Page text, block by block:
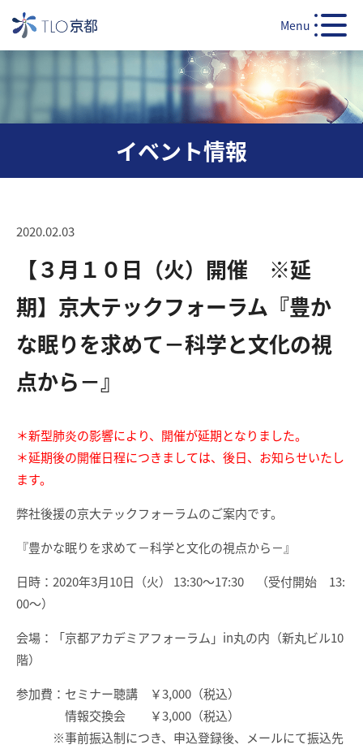
Menu
イベント情報
2020.02.03
【３月１０日（火）開催 ※延
期】京大テックフォーラム『豊か
な眠りを求めて－科学と文化の視
点から－』
＊新型肺炎の影響により、開催が延期となりました。
＊延期後の開催日程につきましては、後日、お知らせいたし
ます。
弊社後援の京大テックフォーラムのご案内です。
『豊かな眠りを求めて－科学と文化の視点から－』
日時：2020年3月10日（火） 13:30～17:30 （受付開始 13:
00～）
会場：「京都アカデミアフォーラム」in丸の内（新丸ビル10
階）
参加費：セミナー聴講 ￥3,000（税込）
情報交換会 ￥3,000（税込）
※事前振込制につき、申込登録後、メールにて振込先